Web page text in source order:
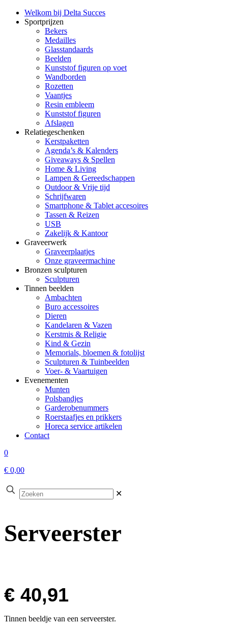
Welkom bij Delta Succes
Sportprijzen
Bekers
Medailles
Glasstandaards
Beelden
Kunststof figuren op voet
Wandborden
Rozetten
Vaantjes
Resin embleem
Kunststof figuren
Afslagen
Relatiegeschenken
Kerstpaketten
Agenda’s & Kalenders
Giveaways & Spellen
Home & Living
Lampen & Gereedschappen
Outdoor & Vrije tijd
Schrijfwaren
Smartphone & Tablet accesoires
Tassen & Reizen
USB
Zakelijk & Kantoor
Graveerwerk
Graveerplaatjes
Onze graveermachine
Bronzen sculpturen
Sculpturen
Tinnen beelden
Ambachten
Buro accessoires
Dieren
Kandelaren & Vazen
Kerstmis & Religie
Kind & Gezin
Memorials, bloemen & fotolijst
Sculpturen & Tuinbeelden
Voer- & Vaartuigen
Evenementen
Munten
Polsbandjes
Garderobenummers
Roerstaafjes en prikkers
Horeca service artikelen
Contact
0
€ 0,00
✕
Serveerster
€ 40,91
Tinnen beeldje van een serveerster.